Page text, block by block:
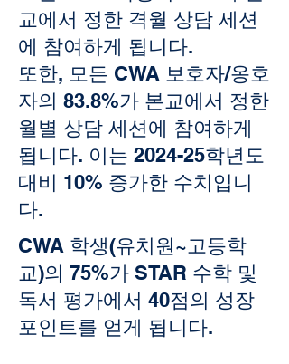
교에서 정한 격월 상담 세션
에 참여하게 됩니다.
또한, 모든 CWA 보호자/옹호
자의 83.8%가 본교에서 정한
월별 상담 세션에 참여하게
됩니다. 이는 2024-25학년도
대비 10% 증가한 수치입니
다.
CWA 학생(유치원~고등학
교)의 75%가 STAR 수학 및
독서 평가에서 40점의 성장
포인트를 얻게 됩니다.